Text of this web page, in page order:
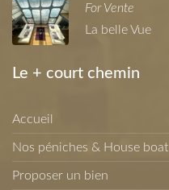
For Vente
La belle Vue
Le + court chemin
Accueil
Nos péniches & House boat
Proposer un bien